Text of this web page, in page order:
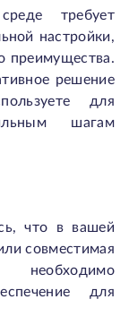
требует
настройки,
преимущества.
решение
для
шагам
что в вашей
совместимая
для